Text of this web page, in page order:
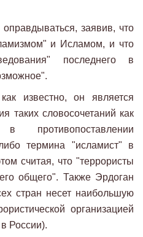
заявив, что
и Исламом, и что
последнего в
известно, он является
таких словосочетаний как
термина "исламист" в
считая, что "террористы
общего". Также Эрдоган
стран несет наибольшую
организацией
России).